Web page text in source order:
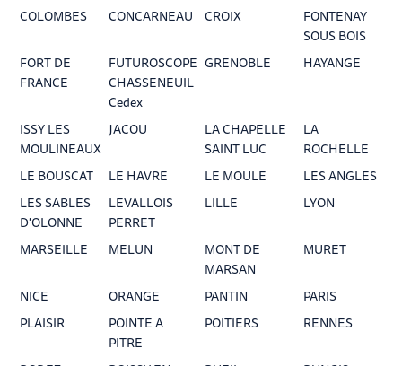
COLOMBES
CONCARNEAU CROIX
FONTENAY
SOUS BOIS
FORT DE
FRANCE
FUTUROSCOPE
CHASSENEUIL
Cedex
GRENOBLE HAYANGE
ISSY LES
MOULINEAUX
JACOU
LA CHAPELLE
SAINT LUC
LA
ROCHELLE
LE BOUSCAT
LE HAVRE LE MOULE
LES ANGLES
LES SABLES
D'OLONNE
LEVALLOIS
PERRET
LILLE LYON
MARSEILLE MELUN
MONT DE
MARSAN
MURET
NICE ORANGE PANTIN
PARIS
PLAISIR
POINTE A
PITRE
POITIERS RENNES